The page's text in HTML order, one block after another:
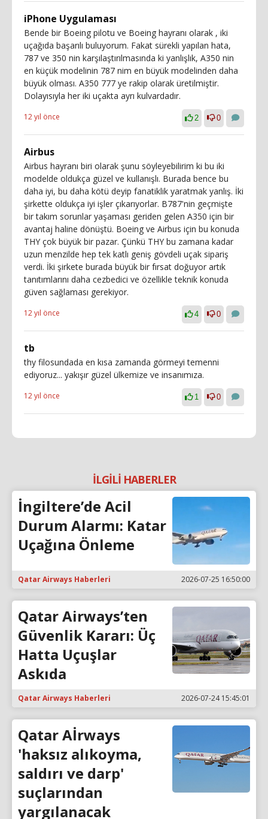
iPhone Uygulaması
Bende bir Boeing pilotu ve Boeing hayranı olarak , iki
uçağıda başarılı buluyorum. Fakat sürekli yapılan hata,
787 ve 350 nin karşılaştırılmasında ki yanlışlık, A350 nin
en küçük modelinin 787 nim en büyük modelinden daha
büyük olması. A350 777 ye rakip olarak üretilmiştir.
Dolayısıyla her iki uçakta ayrı kulvardadır.
12 yıl önce 2 0
Airbus
Airbus hayranı biri olarak şunu söyleyebilirim ki bu iki
modelde oldukça güzel ve kullanışlı. Burada bence bu
daha iyi, bu daha kötü deyip fanatiklik yaratmak yanlış. İki
şirkette oldukça iyi işler çıkarıyorlar. B787'nin geçmişte
bir takım sorunlar yaşaması geriden gelen A350 için bir
avantaj haline dönüştü. Boeing ve Airbus için bu konuda
THY çok büyük bir pazar. Çünkü THY bu zamana kadar
uzun menzilde hep tek katlı geniş gövdeli uçak sipariş
verdi. İki şirkete burada büyük bir fırsat doğuyor artık
tanıtımlarını daha cezbedici ve özellikle teknik konuda
güven sağlaması gerekiyor.
12 yıl önce 4 0
tb
thy filosundada en kısa zamanda görmeyi temenni
ediyoruz... yakışır güzel ülkemize ve insanımıza.
12 yıl önce 1 0
İLGİLİ HABERLER
İngiltere’de Acil
Durum Alarmı: Katar
Uçağına Önleme
Qatar Airways Haberleri 2026-07-25 16:50:00
Qatar Airways’ten
Güvenlik Kararı: Üç
Hatta Uçuşlar
Askıda
Qatar Airways Haberleri 2026-07-24 15:45:01
Qatar Aİrways
'haksız alıkoyma,
saldırı ve darp'
suçlarından
yargılanacak